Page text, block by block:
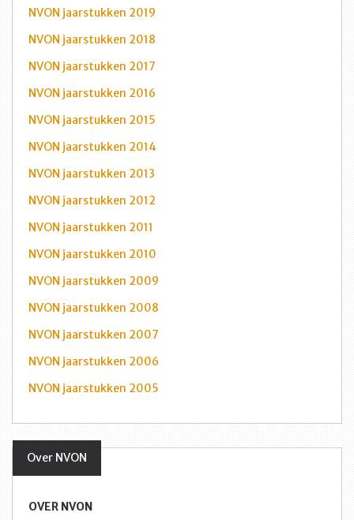
NVON jaarstukken 2019
NVON jaarstukken 2018
NVON jaarstukken 2017
NVON jaarstukken 2016
NVON jaarstukken 2015
NVON jaarstukken 2014
NVON jaarstukken 2013
NVON jaarstukken 2012
NVON jaarstukken 2011
NVON jaarstukken 2010
NVON jaarstukken 2009
NVON jaarstukken 2008
NVON jaarstukken 2007
NVON jaarstukken 2006
NVON jaarstukken 2005
Over NVON
OVER NVON